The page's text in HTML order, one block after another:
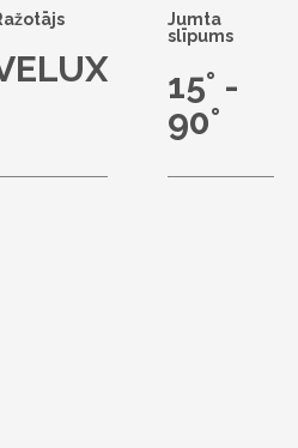
Jumta
slīpums
15° -
90°